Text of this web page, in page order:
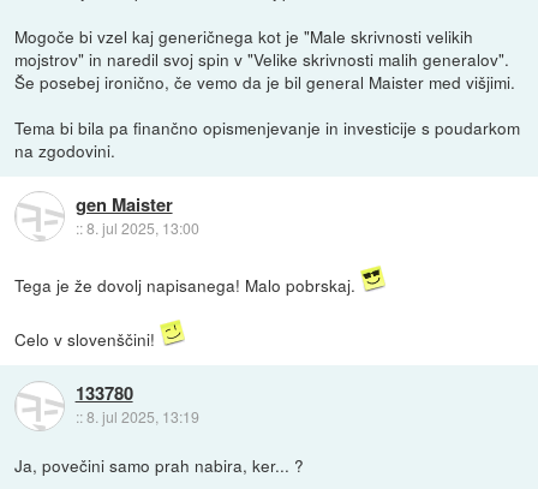
Mogoče bi vzel kaj generičnega kot je "Male skrivnosti velikih
mojstrov" in naredil svoj spin v "Velike skrivnosti malih generalov".
Še posebej ironično, če vemo da je bil general Maister med višjimi.
Tema bi bila pa finančno opismenjevanje in investicije s poudarkom
na zgodovini.
gen Maister
::8. jul 2025, 13:00
Tega je že dovolj napisanega! Malo pobrskaj.
Celo v slovenščini!
133780
::8. jul 2025, 13:19
Ja, povečini samo prah nabira, ker... ?